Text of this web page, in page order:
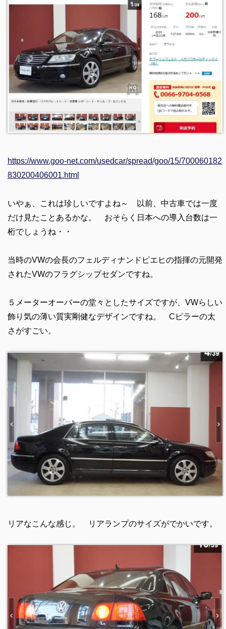
https://www.goo-net.com/usedcar/spread/goo/15/700060182
830200406001.html
いやぁ、これは珍しいですよね～ 以前、中古車では一度
だけ見たことあるかな。 おそらく日本への導入台数は一
桁でしょうね・・
当時のVWの会長のフェルディナンドピエヒの指揮の元開発
されたVWのフラグシップセダンですね。
５メーターオーバーの堂々としたサイズですが、VWらしい
飾り気の薄い質実剛健なデザインですね。 Cピラーの太
さがすごい。
リアなこんな感じ。 リアランプのサイズがでかいです。